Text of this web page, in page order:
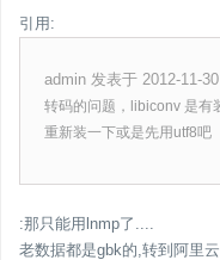
引用:
admin 发表于 2012-11-
转码的问题，libiconv 是有
重新装一下或是先用utf8吧
:那只能用lnmp了....
老数据都是gbk的,转到阿里